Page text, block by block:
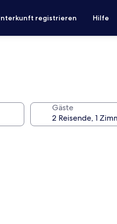
registrieren Hilfe
Gäste